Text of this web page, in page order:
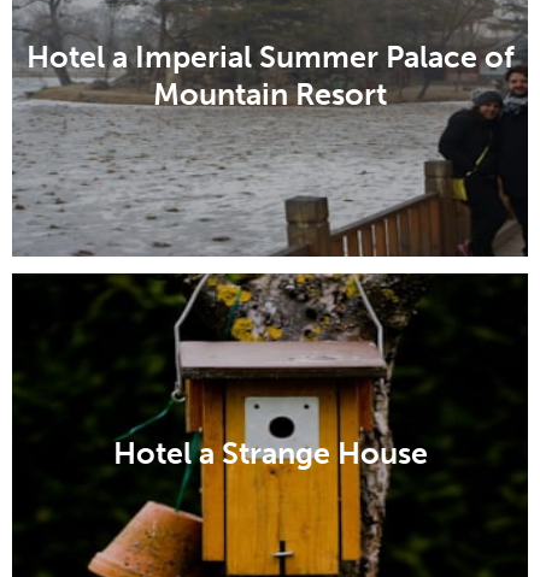
Hotel a Imperial Summer Palace of
Mountain Resort
Hotel a Strange House